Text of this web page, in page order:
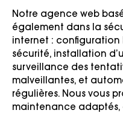
Notre agence web
également dans la
internet : configuration
sécurité, installation
surveillance des
malveillantes, et
régulières. Nous vous
maintenance adaptés,